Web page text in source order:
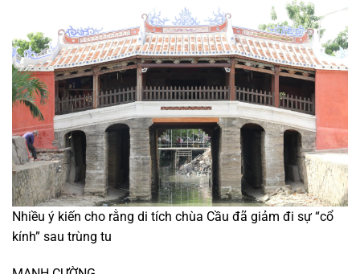
Nhiều ý kiến cho rằng di tích chùa Cầu đã giảm đi sự “cổ
kính” sau trùng tu